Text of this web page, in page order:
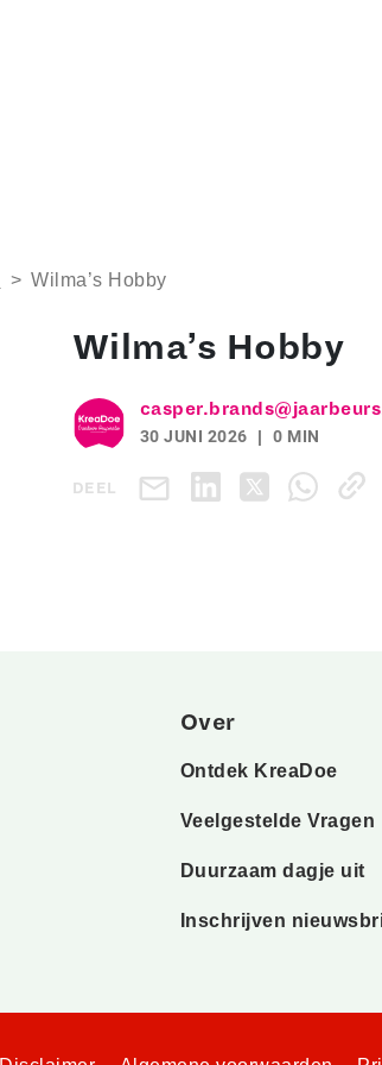
> Wilma’s Hobby
Wilma’s Hobby
30 JUNI 2026
0 MIN
DEEL
Over
Ontdek KreaDoe
Veelgestelde Vragen
Duurzaam dagje uit
Inschrijven